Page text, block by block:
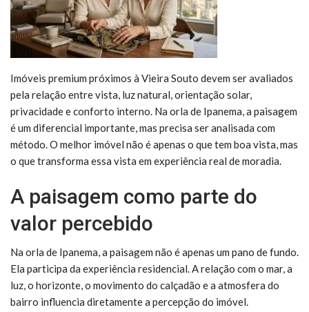
Imóveis premium próximos à Vieira Souto devem ser avaliados
pela relação entre vista, luz natural, orientação solar,
privacidade e conforto interno. Na orla de Ipanema, a paisagem
é um diferencial importante, mas precisa ser analisada com
método. O melhor imóvel não é apenas o que tem boa vista, mas
o que transforma essa vista em experiência real de moradia.
A paisagem como parte do
valor percebido
Na orla de Ipanema, a paisagem não é apenas um pano de fundo.
Ela participa da experiência residencial. A relação com o mar, a
luz, o horizonte, o movimento do calçadão e a atmosfera do
bairro influencia diretamente a percepção do imóvel.